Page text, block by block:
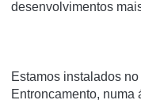
desenvolvimentos
Estamos instalados
Entroncamento, numa